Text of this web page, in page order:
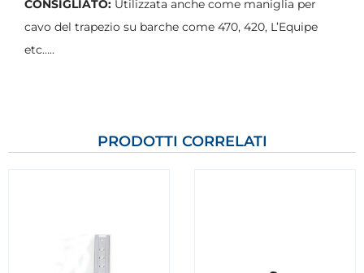
CONSIGLIATO: Utilizzata anche come maniglia per
cavo del trapezio su barche come 470, 420, L’Equipe
etc…..
PRODOTTI CORRELATI